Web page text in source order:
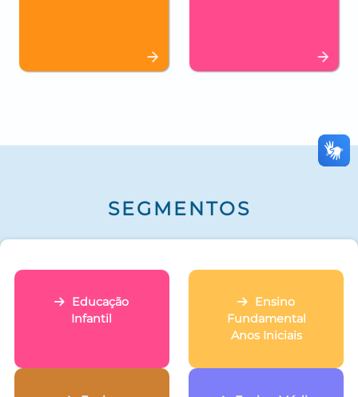
SEGMENTOS
Educação
Infantil
Ensino
Fundamental
Anos Iniciais